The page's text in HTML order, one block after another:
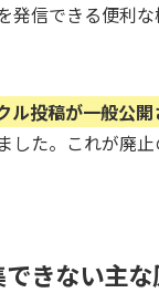
発信できる便利
ル投稿が一般公
た。これが廃
きない主な